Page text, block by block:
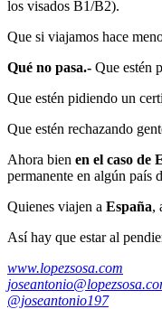
los visados B1/B2).
Que si viajamos hace
Qué no pasa.- Que estén
Que estén pidiendo un
Que estén rechazando
Ahora bien en el caso de
permanente en algún país
Quienes viajen a España,
Así hay que estar al
www.lopezsosa.com
@joseantonio197